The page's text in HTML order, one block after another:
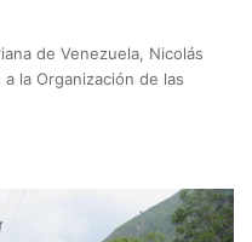
de Venezuela, Nicolás
la Organización de las